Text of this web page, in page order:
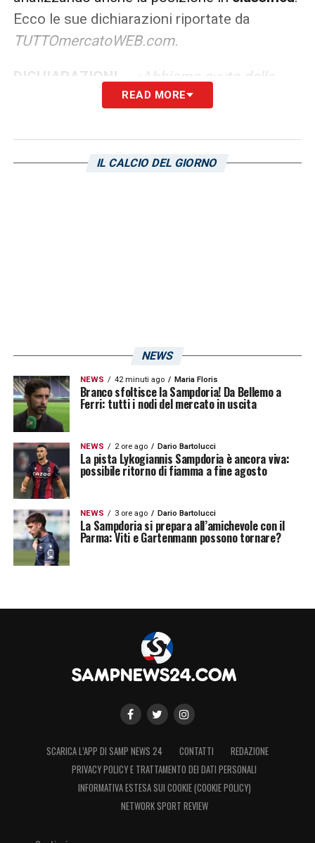
Ecco le sue dichiarazioni riportate da
TUTTOmercatoWEB.com.
DICHIARAZIONI –
«Abbiamo avuto delle
difficoltà nel gestire la palla e questo ci ha
Sappiamo che sarà difficile salvarsi,
dobbiamo pensare a fare le nostre gare e
READ MORE
IL CALCIO DEL GIORNO
NEWS
NEWS 42 minuti ago Maria Floris
Branco sfoltisce la Sampdoria! Da Bellemo a
Ferri: tutti i nodi del mercato in uscita
NEWS 2 ore ago Dario Bartolucci
La pista Lykogiannis Sampdoria è ancora viva:
possibile ritorno di fiamma a fine agosto
NEWS 3 ore ago Dario Bartolucci
La Sampdoria si prepara all’amichevole con il
Parma: Viti e Gartenmann possono tornare?
SCARICA L’APP DI SAMP NEWS 24 CONTATTI
REDAZIONE
PRIVACY POLICY E TRATTAMENTO DEI DATI PERSONALI
INFORMATIVA ESTESA SUI COOKIE (COOKIE POLICY)
NETWORK SPORT REVIEW